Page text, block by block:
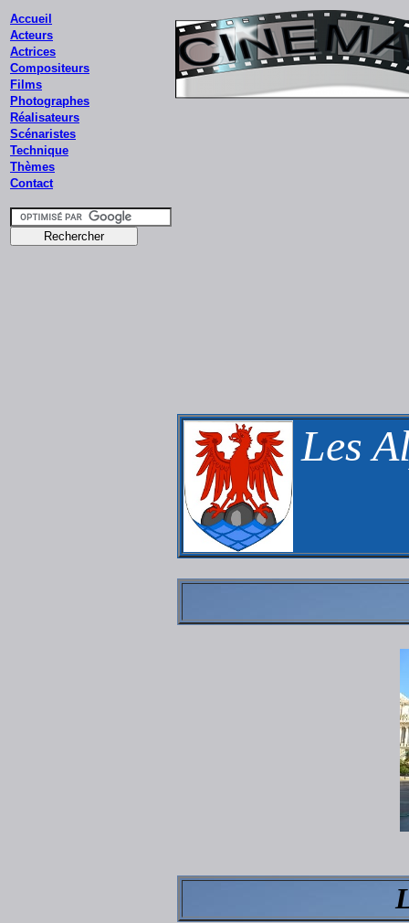
Accueil
Acteurs
Actrices
Compositeurs
Films
Photographes
Réalisateurs
Scénaristes
Technique
Thèmes
Contact
Les